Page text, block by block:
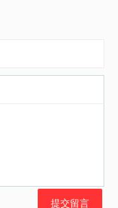
提交留言